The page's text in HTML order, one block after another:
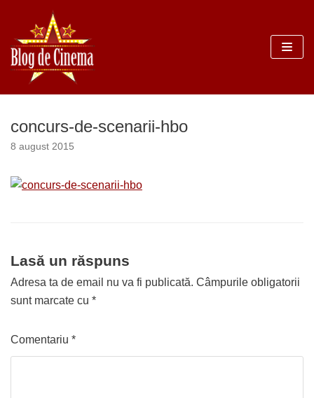
Sari
la
conținut
concurs-de-scenarii-hbo
8 august 2015
Lasă un răspuns
Adresa ta de email nu va fi publicată. Câmpurile obligatorii
sunt marcate cu *
Comentariu *